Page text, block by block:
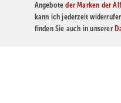
Angeboteder Marken der
kann ich jederzeit
finden Sie auch in unserer